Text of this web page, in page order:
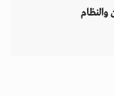
والنظام